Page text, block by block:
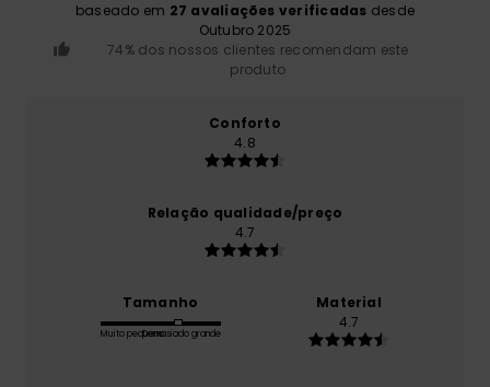
baseado em 27 avaliações verificadas desde
Outubro 2025
74% dos nossos clientes recomendam este
produto
Conforto
4.8
Relação qualidade/preço
4.7
Tamanho
Muito pequenoDemasiado grande
Material
4.7